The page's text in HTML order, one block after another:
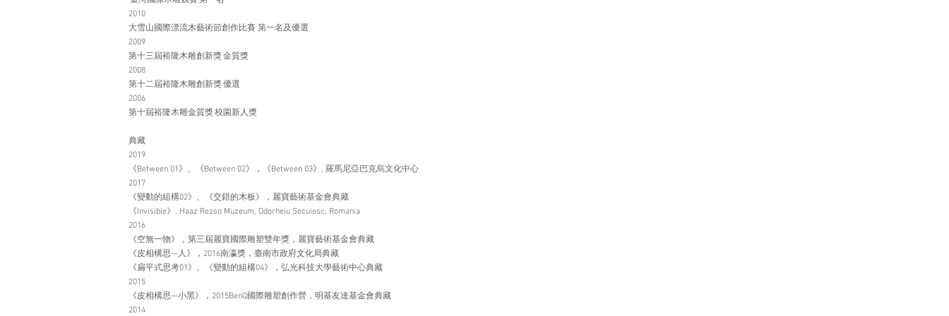
2010
大雪山國際漂流木藝術節創作比賽 第一名及優選
2009
第十三屆裕隆木雕創新獎 金質獎
2008
第十二屆裕隆木雕創新獎 優選
2006
第十屆裕隆木雕金質獎 校園新人獎
典藏
2019
《Between 01》、《Between 02》，《Between 03》, 羅馬尼亞巴克烏文化中心
2017
《變動的組構02》、《交錯的木板》，麗寶藝術基金會典藏
《Invisible》, Haaz Rezso Muzeum, Odorheiu Secuiesc, Romania
2016
《空無一物》，第三屆麗寶國際雕塑雙年獎，麗寶藝術基金會典藏
《皮相構思—人》，2016南瀛獎，臺南市政府文化局典藏
《扁平式思考01》、《變動的組構04》，弘光科技大學藝術中心典藏
2015
《皮相構思—小黑》，2015BenQ國際雕塑創作營，明基友達基金會典藏
2014